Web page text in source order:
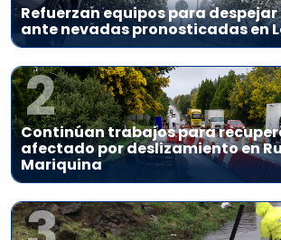
Refuerzan equipos para
ante nevadas pronosticadas en
2
Continúan trabajos para
afectado por deslizamiento en
Mariquina